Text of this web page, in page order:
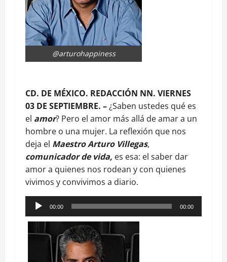
@arturohappiness
CD. DE MÉXICO. REDACCIÓN NN. VIERNES
03 DE SEPTIEMBRE. –¿Saben ustedes qué es
el amor? Pero el amor más allá de amar a un
hombre o una mujer. La reflexión que nos
deja el Maestro Arturo Villegas,
comunicador de vida, es esa: el saber dar
amor a quienes nos rodean y con quienes
vivimos y convivimos a diario.
Reproductor
de
audio
00:00 00:00